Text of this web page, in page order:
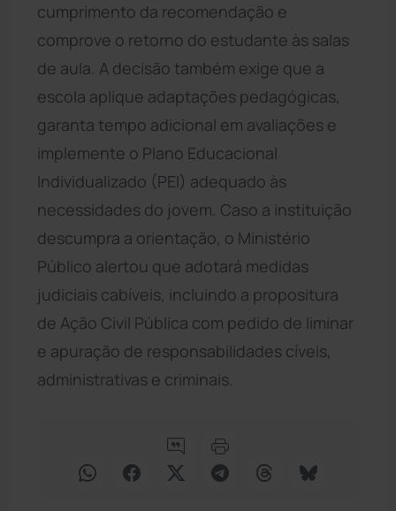
cumprimento da recomendação e
comprove o retorno do estudante às salas
de aula. A decisão também exige que a
escola aplique adaptações pedagógicas,
garanta tempo adicional em avaliações e
implemente o Plano Educacional
Individualizado (PEI) adequado às
necessidades do jovem. Caso a instituição
descumpra a orientação, o Ministério
Público alertou que adotará medidas
judiciais cabíveis, incluindo a propositura
de Ação Civil Pública com pedido de liminar
e apuração de responsabilidades cíveis,
administrativas e criminais.